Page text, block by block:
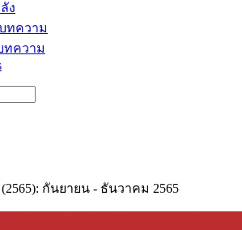
ง
ทความ
ทความ
กันยายน - ธันวาคม 2565